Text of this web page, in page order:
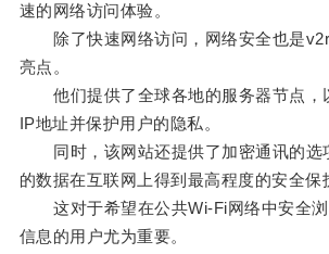
速的网络访问体验。
除了快速网络访问，网络安全也是
亮点。
他们提供了全球各地的服务器节点，
IP地址并保护用户的隐私。
同时，该网站还提供了加密通讯的选
的数据在互联网上得到最高程度的安全保
这对于希望在公共Wi-Fi网络中安全浏
信息的用户尤为重要。